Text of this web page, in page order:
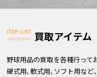
買取アイテム
野球用品の買取を各種行って
硬式用､軟式用､ソフト用など